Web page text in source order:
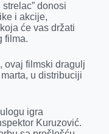
ldonosi
i akcije,
će vas držati
filma.
ovaj filmski dragulj
u distribuciji
igra
Kuruzović.